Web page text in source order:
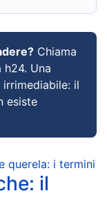
Chiama
Una
il
esiste
querela: i termini
il